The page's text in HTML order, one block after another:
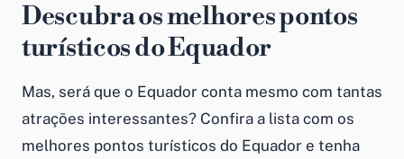
Descubra os melhores pontos
turísticos do Equador
Mas, será que o Equador conta mesmo com tantas
atrações interessantes? Confira a lista com os
melhores pontos turísticos do Equador e tenha